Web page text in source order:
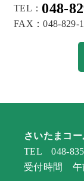
TEL： 048-
FAX：048-829-
さいたまコ
TEL 048-
受付時間 午